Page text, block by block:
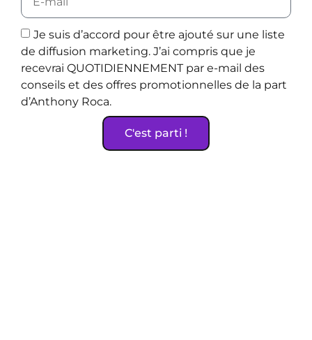
Je suis d’accord pour être ajouté sur une liste
de diffusion marketing. J’ai compris que je
recevrai QUOTIDIENNEMENT par e-mail des
conseils et des offres promotionnelles de la part
d’Anthony Roca.
C'est parti !